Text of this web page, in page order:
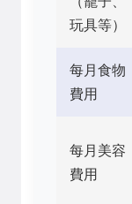
玩具等）
每月食物
費用
每月美容
費用